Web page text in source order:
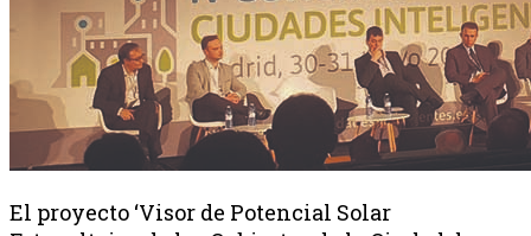
El proyecto ‘Visor de Potencial Solar